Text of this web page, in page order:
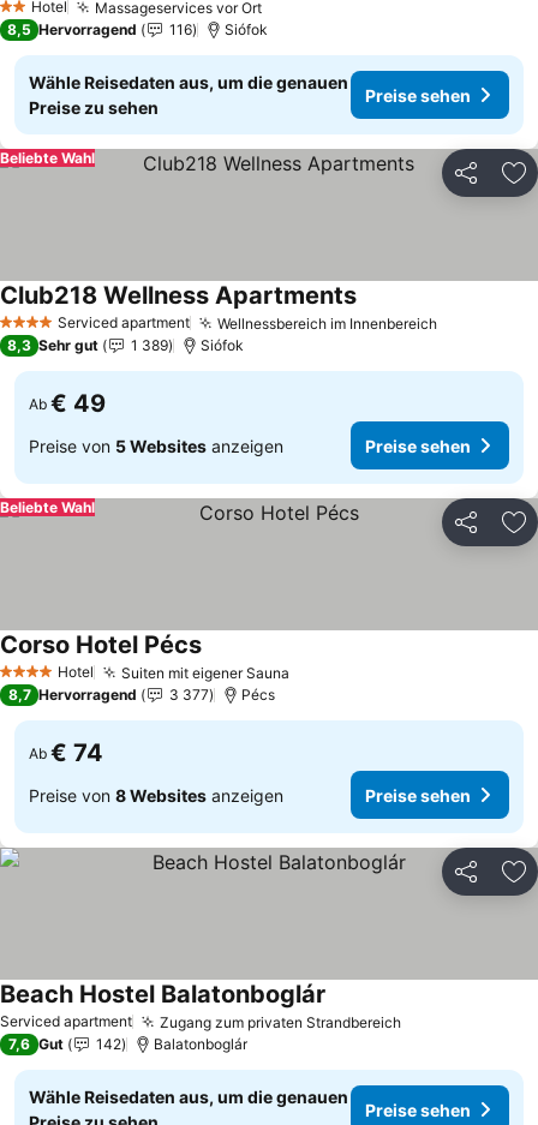
2 Sterne
Hotel Massageservices vor OrtPreise sehen
8,5 Hervorragend 116 Siófok
Wähle Reisedaten aus, um die genauen
Preise zu sehen
Preise sehen
Teilen
Beliebte Wahl
4 Sterne Serviced apartment Wellnessbereich im InnenbereichPreise
Club218 Wellness ApartmentsPreise sehen
8,3 Sehr gut 1 389 Siófok
Ab € 49
Preise von 5 Websites anzeigen Preise sehen
Teilen
Beliebte Wahl
4 Sterne Hotel Suiten mit eigener Sauna
Corso Hotel PécsPreise sehen
8,7 Hervorragend 3 377 Pécs
Ab € 74
Preise von 8 Websites anzeigen Preise sehen
Teilen
Serviced apartment Zugang zum privaten StrandbereichPreise sehen
Beach Hostel Balatonboglár
7,6 Gut 142 Balatonboglár
Wähle Reisedaten aus, um die genauen
Preise sehen